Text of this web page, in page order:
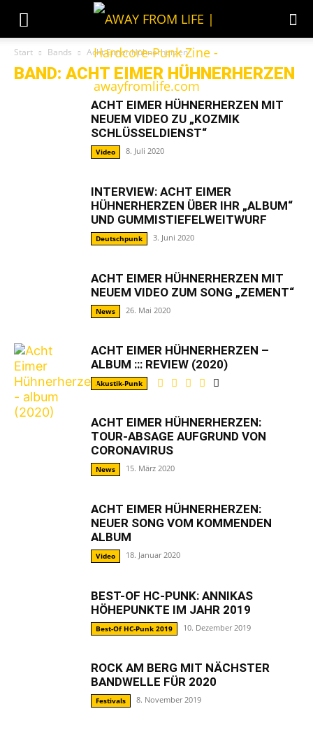
Start Bands Acht Eimer Hühnerherzen
BAND: ACHT EIMER HÜHNERHERZEN
ACHT EIMER HÜHNERHERZEN MIT
NEUEM VIDEO ZU „KOZMIK
SCHLÜSSELDIENST“
Video 8. Juli 2020
INTERVIEW: ACHT EIMER
HÜHNERHERZEN ÜBER IHR „ALBUM“
UND GUMMISTIEFELWEITWURF
Deutschpunk 3. Juni 2020
ACHT EIMER HÜHNERHERZEN MIT
NEUEM VIDEO ZUM SONG „ZEMENT“
News 26. Mai 2020
ACHT EIMER HÜHNERHERZEN –
ALBUM ::: REVIEW (2020)
Akustik-Punk
ACHT EIMER HÜHNERHERZEN:
TOUR-ABSAGE AUFGRUND VON
CORONAVIRUS
News 15. März 2020
ACHT EIMER HÜHNERHERZEN:
NEUER SONG VOM KOMMENDEN
ALBUM
Video 18. Januar 2020
BEST-OF HC-PUNK: ANNIKAS
HÖHEPUNKTE IM JAHR 2019
Best-Of HC-Punk 2019 10. Dezember 2019
ROCK AM BERG MIT NÄCHSTER
BANDWELLE FÜR 2020
Festivals 8. November 2019